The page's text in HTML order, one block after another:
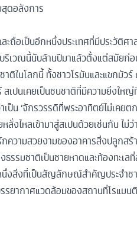
ดอลังการ
อเป็นอีกหนึ่งประเทศที่มีประวัติศา
วณนี้นับล้านปีมาแล้วตั้งแต่สมัยก่อ
ในโลกนี้ ทั้งชาวโรมันและแขกมัวร์
เปนเคยเป็นชนชาติที่มีความยิ่งใ
‘จักรวรรดิที่พระอาทิตย์ไม่เคยต
ไหลเข้ามาสู่สเปนด้วยเช่นกัน ไม่
วามสวยงามของอาคารสิ่งปลูกสร้
รรมชาติเป็นชายหาดและท้องทะ
สิ่งที่เป็นสัญลักษณ์สำคัญประจำชา
ยากาศแวดล้อมของสถานที่โรแม